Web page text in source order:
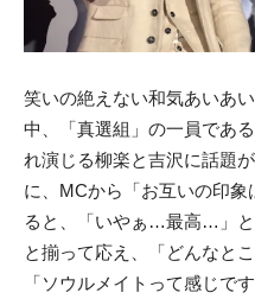
笑いの絶えない和気あいあ
中、「真選組」の一員であ
れ演じる柳楽と吉沢に話題
に、MCから「お互いの印
ると、「いやぁ…最高…」
と揃って応え、「どんなと
「ソウルメイトって感じで